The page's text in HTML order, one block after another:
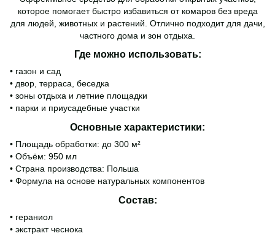
которое помогает быстро избавиться от комаров без вреда
для людей, животных и растений. Отлично подходит для дачи,
частного дома и зон отдыха.
Где можно использовать:
• газон и сад
• двор, терраса, беседка
• зоны отдыха и летние площадки
• парки и приусадебные участки
Основные характеристики:
• Площадь обработки: до 300 м²
• Объём: 950 мл
• Страна производства: Польша
• Формула на основе натуральных компонентов
Состав:
• гераниол
• экстракт чеснока